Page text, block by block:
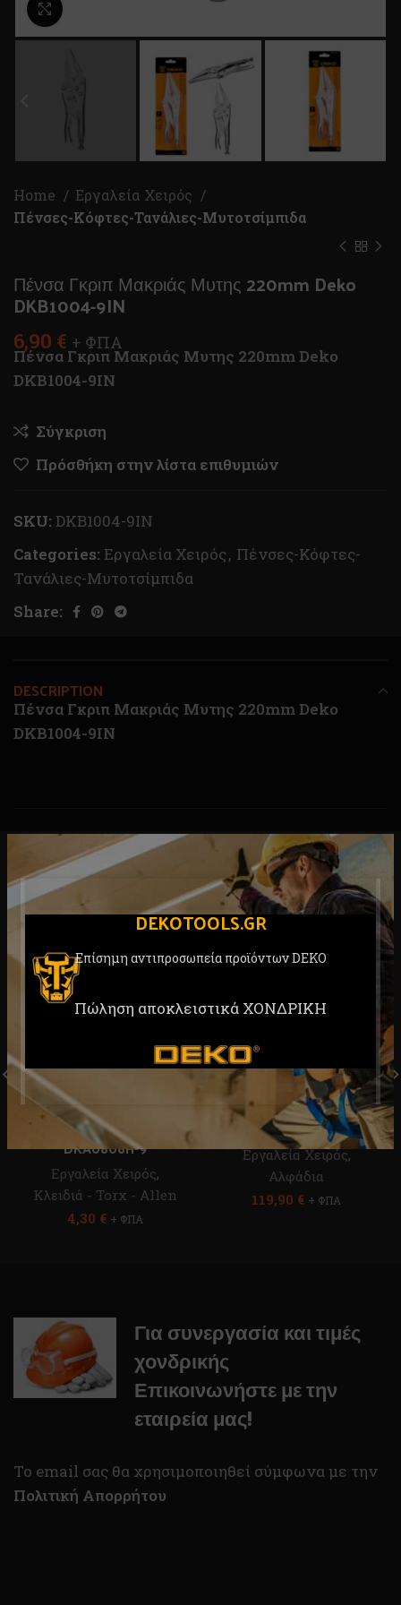
DEKOTOOLS.GR
Επίσημη αντιπροσωπεία προϊόντων DEKO
Πώληση αποκλειστικά ΧΟΝΔΡΙΚΗ
Home
Εργαλεία Χειρός
Πένσες-Κόφτες-Τανάλιες-Μυτοτσίμπιδα
Πένσα Γκριπ Μακριάς Μυτης 220mm Deko
DKB1004-9IN
6,90 € + ΦΠΑ
Πένσα Γκριπ Μακριάς Μυτης 220mm Deko
DKB1004-9IN
Σύγκριση
Πρόσθήκη στην λίστα επιθυμιών
SKU: DKB1004-9IN
Categories: Εργαλεία Χειρός, Πένσες-Κόφτες-
Τανάλιες-Μυτοτσίμπιδα
Share:
DESCRIPTION
Πένσα Γκριπ Μακριάς Μυτης 220mm Deko
DKB1004-9IN
RELATED PRODUCTS
Επαγγελματικό Σετ Κλειδιά
ALLEN Κοντά DEKO
DKA0808H-9
Εργαλεία Χειρός,
Κλειδιά - Torx - Allen
4,30 € + ΦΠΑ
Αλφάδι Σταυρωτό Laser
360° DEKO DKLL12PB2
Εργαλεία Χειρός,
Αλφάδια
119,90 € + ΦΠΑ
Για συνεργασία και τιμές
χονδρικής
Επικοινωνήστε με την
εταιρεία μας!
To email σας θα χρησιμοποιηθεί σύμφωνα με την
Πολιτική Απορρήτου